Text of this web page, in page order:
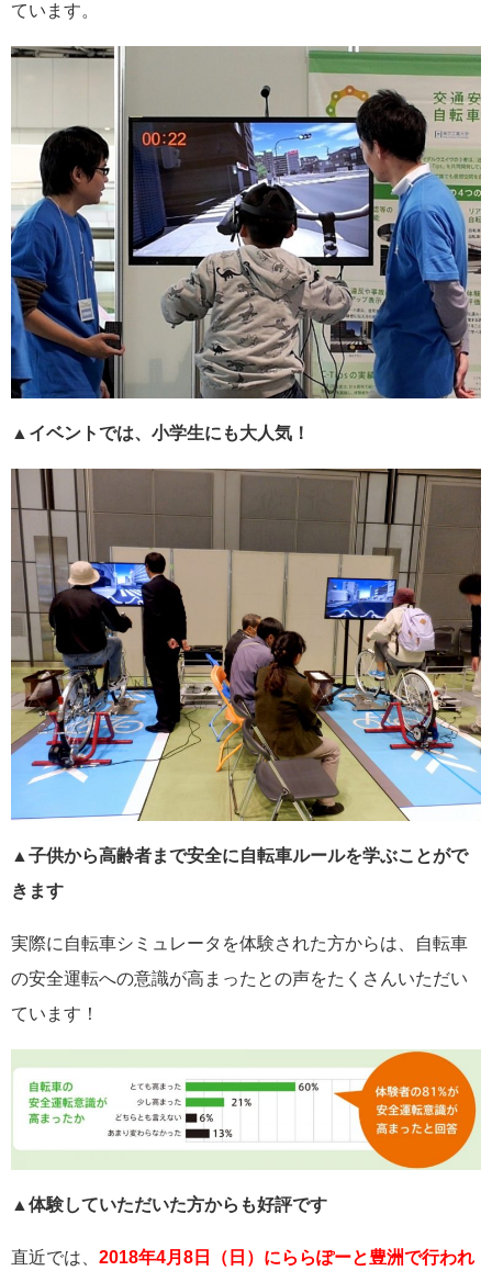
ています。
▲イベントでは、小学生にも大人気！
▲子供から高齢者まで安全に自転車ルールを学ぶことがで
きます
実際に自転車シミュレータを体験された方からは、自転車
の安全運転への意識が高まったとの声をたくさんいただい
ています！
▲体験していただいた方からも好評です
直近では、 2018年4月8日（日）にららぽーと豊洲で行われ